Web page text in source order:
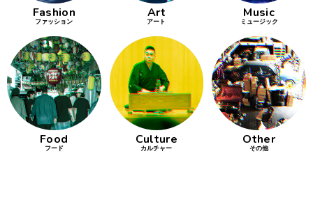
Fashion
ファッション
Art
アート
Music
ミュージック
Food
フード
Culture
カルチャー
Other
その他